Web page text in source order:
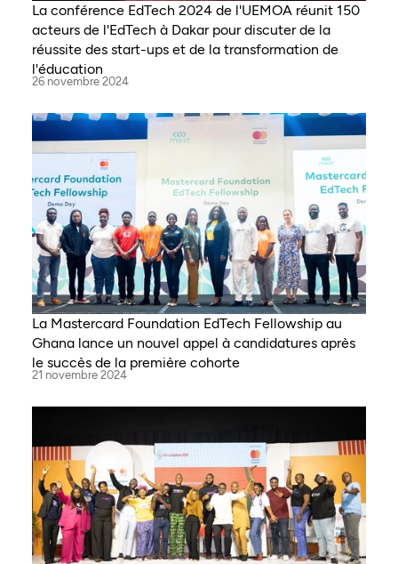
La conférence EdTech 2024 de l'UEMOA réunit 150
acteurs de l'EdTech à Dakar pour discuter de la
réussite des start-ups et de la transformation de
l'éducation
26 novembre 2024
La Mastercard Foundation EdTech Fellowship au
Ghana lance un nouvel appel à candidatures après
le succès de la première cohorte
21 novembre 2024